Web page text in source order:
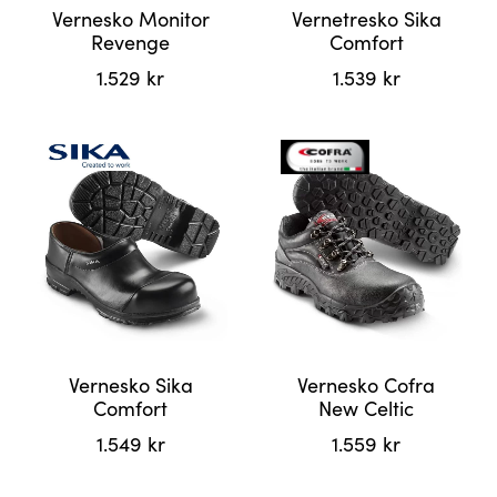
Vernesko Monitor
Revenge
1.529 kr
produktet
varianter.
Alternativene
kan
velges
Vernetresko Sika
Comfort
1.539 kr
produktet
har
varianter.
Alternativene
kan
velges
Vernesko Sika
Comfort
1.549 kr
Vernesko Cofra
New Celtic
1.559 kr